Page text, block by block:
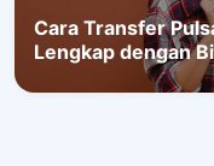
Cara Transfer
Lengkap dengan